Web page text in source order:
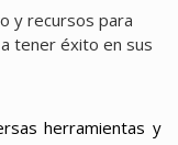
y recursos para
tener éxito en sus
herramientas y